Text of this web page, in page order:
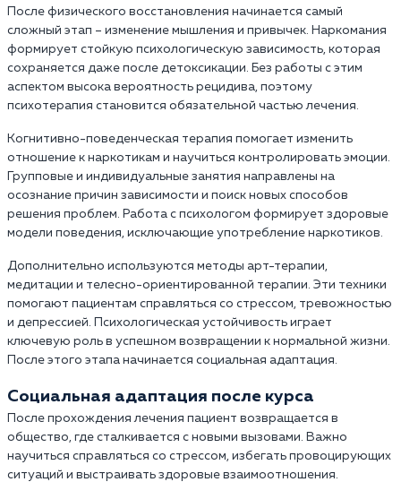
После физического восстановления начинается самый
сложный этап – изменение мышления и привычек. Наркомания
формирует стойкую психологическую зависимость, которая
сохраняется даже после детоксикации. Без работы с этим
аспектом высока вероятность рецидива, поэтому
психотерапия становится обязательной частью лечения.
Когнитивно-поведенческая терапия помогает изменить
отношение к наркотикам и научиться контролировать эмоции.
Групповые и индивидуальные занятия направлены на
осознание причин зависимости и поиск новых способов
решения проблем. Работа с психологом формирует здоровые
модели поведения, исключающие употребление наркотиков.
Дополнительно используются методы арт-терапии,
медитации и телесно-ориентированной терапии. Эти техники
помогают пациентам справляться со стрессом, тревожностью
и депрессией. Психологическая устойчивость играет
ключевую роль в успешном возвращении к нормальной жизни.
После этого этапа начинается социальная адаптация.
Социальная адаптация после курса
После прохождения лечения пациент возвращается в
общество, где сталкивается с новыми вызовами. Важно
научиться справляться со стрессом, избегать провоцирующих
ситуаций и выстраивать здоровые взаимоотношения.